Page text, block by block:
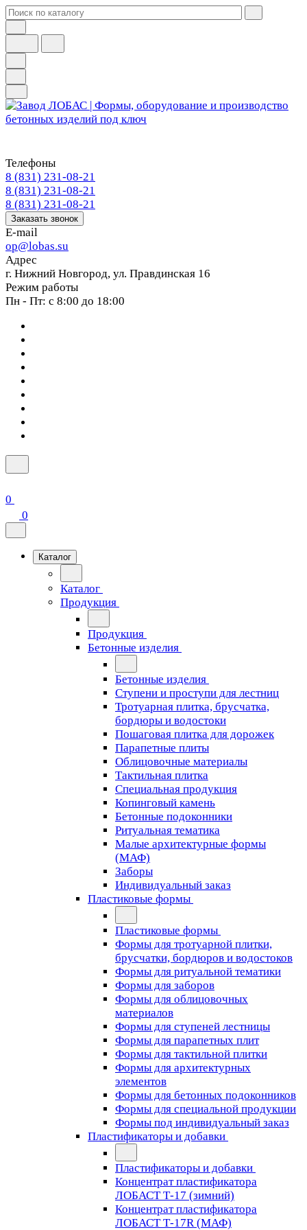
Телефоны
8 (831) 231-08-21
8 (831) 231-08-21
8 (831) 231-08-21
Заказать звонок
E-mail
op@lobas.su
Адрес
г. Нижний Новгород, ул. Правдинская 16
Режим работы
Пн - Пт: с 8:00 до 18:00
0
0
Каталог
Каталог
Продукция
Продукция
Бетонные изделия
Бетонные изделия
Ступени и проступи для лестниц
Тротуарная плитка, брусчатка,
бордюры и водостоки
Пошаговая плитка для дорожек
Парапетные плиты
Облицовочные материалы
Тактильная плитка
Специальная продукция
Копинговый камень
Бетонные подоконники
Ритуальная тематика
Малые архитектурные формы
(МАФ)
Заборы
Индивидуальный заказ
Пластиковые формы
Пластиковые формы
Формы для тротуарной плитки,
брусчатки, бордюров и водостоков
Формы для ритуальной тематики
Формы для заборов
Формы для облицовочных
материалов
Формы для ступеней лестницы
Формы для парапетных плит
Формы для тактильной плитки
Формы для архитектурных
элементов
Формы для бетонных подоконников
Формы для специальной продукции
Формы под индивидуальный заказ
Пластификаторы и добавки
Пластификаторы и добавки
Концентрат пластификатора
ЛОБАСТ Т-17 (зимний)
Концентрат пластификатора
ЛОБАСТ Т-17R (МАФ)